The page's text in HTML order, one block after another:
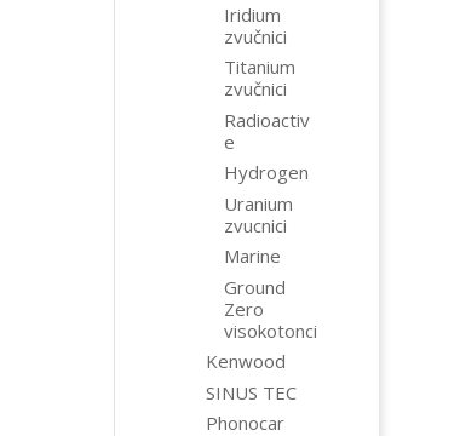
Iridium
zvučnici
Titanium
zvučnici
Radioactiv
e
Hydrogen
Uranium
zvucnici
Marine
Ground
Zero
visokotonci
Kenwood
SINUS TEC
Phonocar